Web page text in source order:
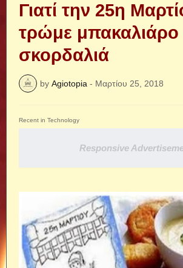
Γιατί την 25η
τρώμε μπακαλιάρο
σκορδαλιά
by Agiotopia - Μαρτίου 25, 2018
Recent in Technology
Responsive